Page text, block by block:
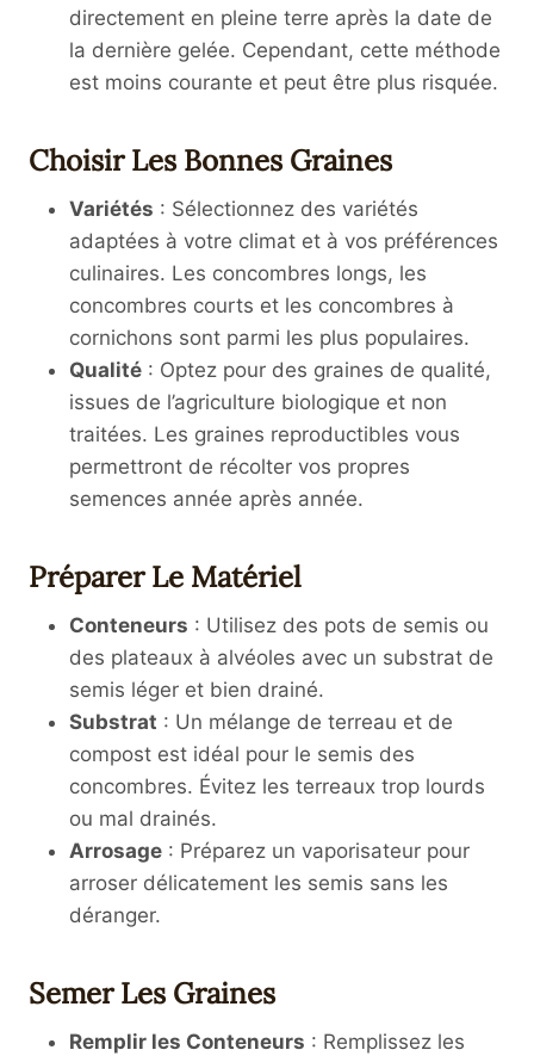
directement en pleine terre après la date de
la dernière gelée. Cependant, cette méthode
est moins courante et peut être plus risquée.
Choisir Les Bonnes Graines
Variétés : Sélectionnez des variétés
adaptées à votre climat et à vos préférences
culinaires. Les concombres longs, les
concombres courts et les concombres à
cornichons sont parmi les plus populaires.
Qualité : Optez pour des graines de qualité,
issues de l’agriculture biologique et non
traitées. Les graines reproductibles vous
permettront de récolter vos propres
semences année après année.
Préparer Le Matériel
Conteneurs : Utilisez des pots de semis ou
des plateaux à alvéoles avec un substrat de
semis léger et bien drainé.
Substrat : Un mélange de terreau et de
compost est idéal pour le semis des
concombres. Évitez les terreaux trop lourds
ou mal drainés.
Arrosage : Préparez un vaporisateur pour
arroser délicatement les semis sans les
déranger.
Semer Les Graines
Remplir les Conteneurs : Remplissez les